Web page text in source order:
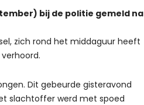
bij de politie gemeld na
zich rond het middaguur heeft
Dit gebeurde gisteravond
slachtoffer werd met spoed